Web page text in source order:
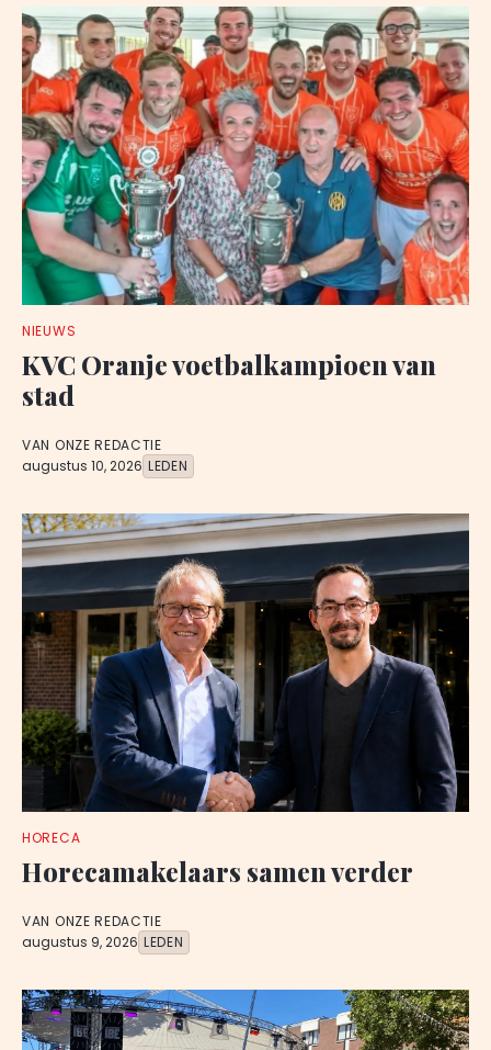
NIEUWS
KVC Oranje voetbalkampioen van
stad
VAN ONZE REDACTIE
augustus 10, 2026 LEDEN
HORECA
Horecamakelaars samen verder
VAN ONZE REDACTIE
augustus 9, 2026 LEDEN